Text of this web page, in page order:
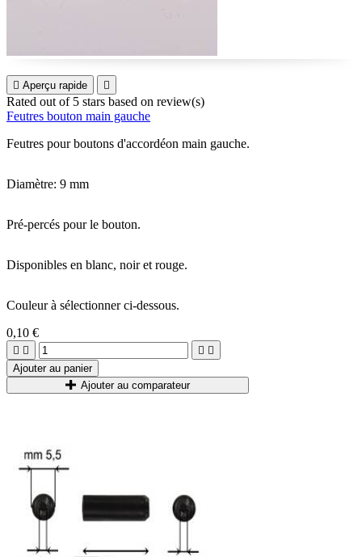
 Aperçu rapide 
Rated out of 5 stars based on review(s)
Feutres bouton main gauche
Feutres pour boutons d'accordéon main gauche.
Diamètre: 9 mm
Pré-percés pour le bouton.
Disponibles en blanc, noir et rouge.
Couleur à sélectionner ci-dessous.
0,10 €
   
Ajouter au panier
Ajouter au comparateur